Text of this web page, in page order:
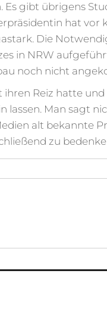
gibt übrigens
hat
Die
in NRW
noch nicht
ihren Reiz hatte
Man sagt
alt bekannte
zu